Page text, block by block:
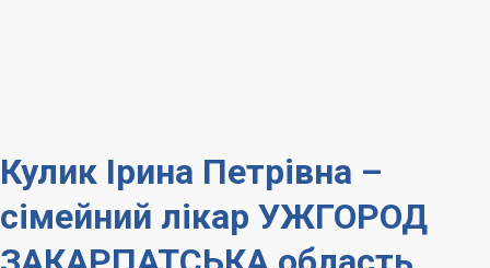
Кулик Ірина Петрівна –
сімейний лікар УЖГОРОД